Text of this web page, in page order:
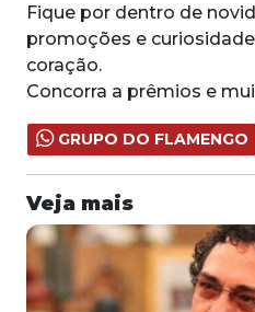
Fique por dentro de
promoções e
coração.
Concorra a prêmios e
GRUPO DO FLAMENGO
Veja mais